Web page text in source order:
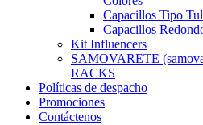
Capacillos Tipo
Capacillos
Kit Influencers
SAMOVARETE
RACKS
Políticas de despacho
Promociones
Contáctenos